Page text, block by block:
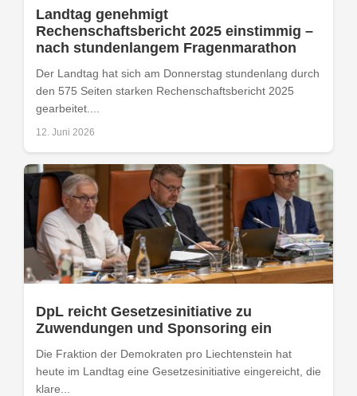
Landtag genehmigt
Rechenschaftsbericht 2025 einstimmig –
nach stundenlangem Fragenmarathon
Der Landtag hat sich am Donnerstag stundenlang durch
den 575 Seiten starken Rechenschaftsbericht 2025
gearbeitet....
12. Juni 2026
DpL reicht Gesetzesinitiative zu
Zuwendungen und Sponsoring ein
Die Fraktion der Demokraten pro Liechtenstein hat
heute im Landtag eine Gesetzesinitiative eingereicht, die
klare...